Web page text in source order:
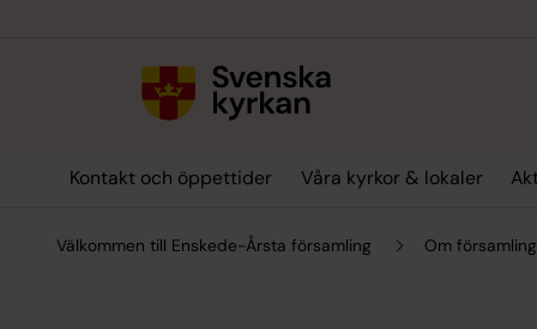
Kontakt och öppettider Våra kyrkor & lokaler
Välkommen till Enskede-Årsta församling Om